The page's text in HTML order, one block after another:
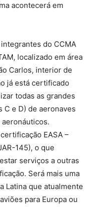
acontecerá em
do CCMA
localizado em área
Carlos, interior de
já está certificado
todas as grandes
C e D) de aeronaves
EASA –
145), o que
serviços a outras
Será mais uma
Latina que atualmente
para Europa ou